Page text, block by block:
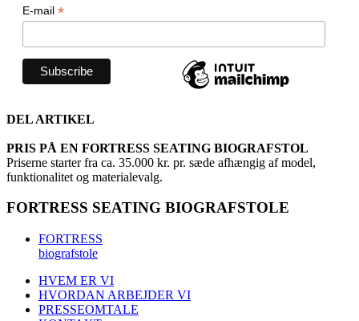
E-mail *
DEL ARTIKEL
PRIS PÅ EN FORTRESS SEATING BIOGRAFSTOL
Priserne starter fra ca. 35.000 kr. pr. sæde afhængig af model,
funktionalitet og materialevalg.
FORTRESS SEATING BIOGRAFSTOLE
FORTRESS
biografstole
HVEM ER VI
HVORDAN ARBEJDER VI
PRESSEOMTALE